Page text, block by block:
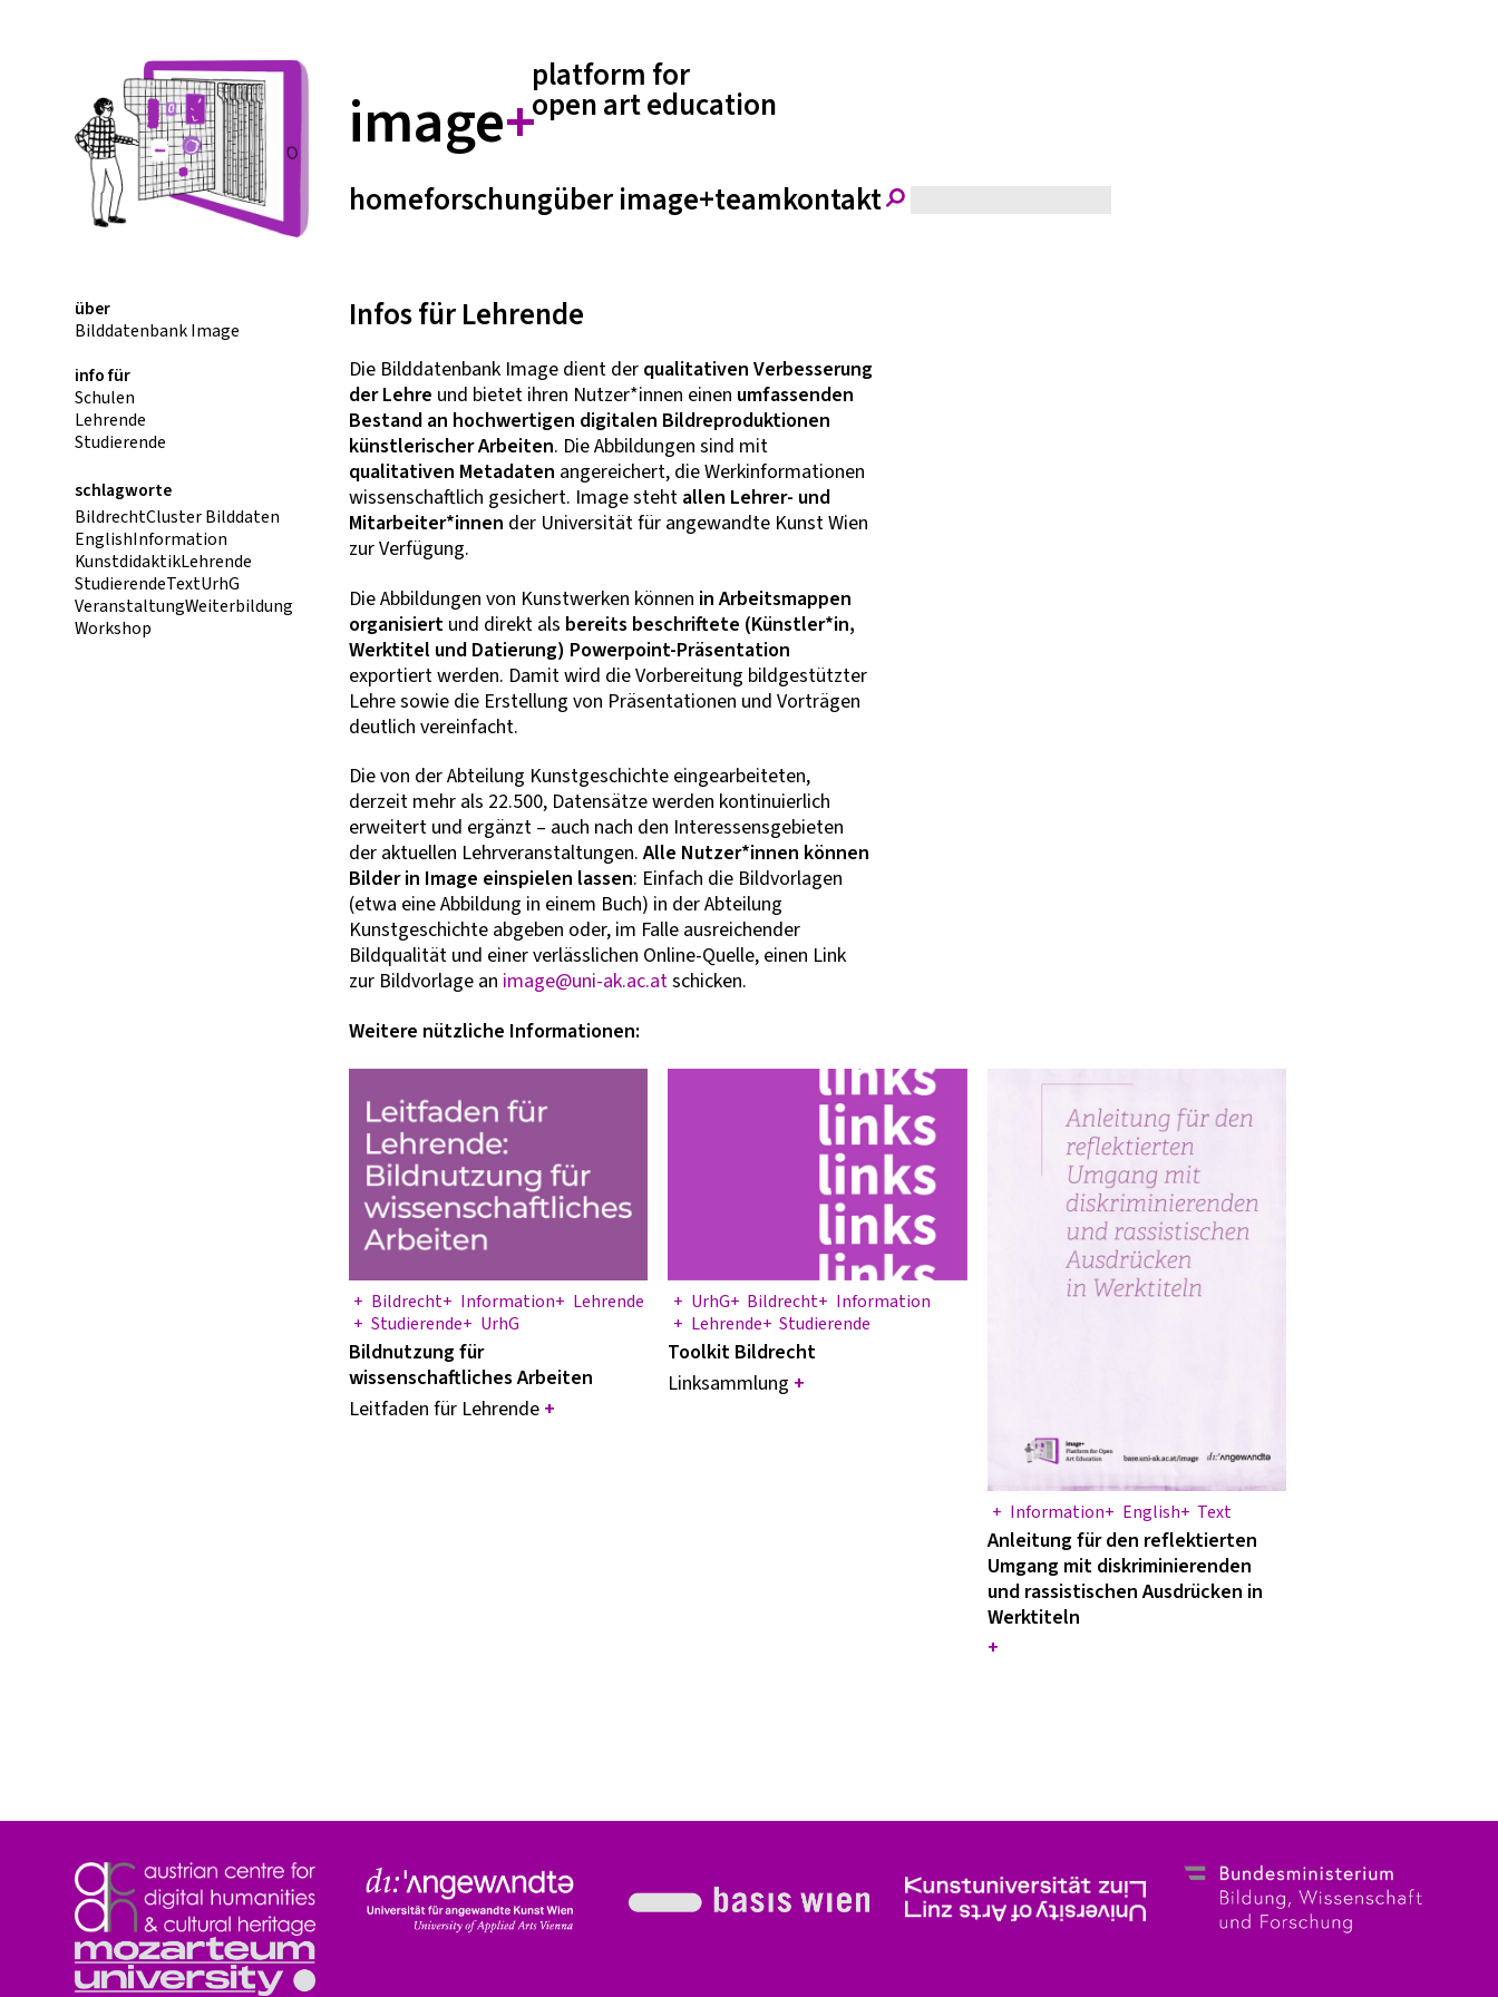
image+
platform for
open art education
homeforschungüber image+teamkontakt
Infos für Lehrende
Die Bilddatenbank Image dient der qualitativen Verbesserung
der Lehre und bietet ihren Nutzer*innen einen umfassenden
Bestand an hochwertigen digitalen Bildreproduktionen
künstlerischer Arbeiten. Die Abbildungen sind mit
qualitativen Metadaten angereichert, die Werkinformationen
wissenschaftlich gesichert. Image steht allen Lehrer- und
Mitarbeiter*innen der Universität für angewandte Kunst Wien
zur Verfügung.
Die Abbildungen von Kunstwerken können in Arbeitsmappen
organisiertund direkt als bereits beschriftete (Künstler*in,
Werktitel und Datierung) Powerpoint-Präsentation
exportiert werden. Damit wird die Vorbereitung bildgestützter
Lehre sowie die Erstellung von Präsentationen und Vorträgen
deutlich vereinfacht.
Die von der Abteilung Kunstgeschichte eingearbeiteten,
derzeit mehr als 22.500, Datensätze werden kontinuierlich
erweitert und ergänzt – auch nach den Interessensgebieten
der aktuellen Lehrveranstaltungen.Alle Nutzer*innen können
Bilder in Image einspielen lassen: Einfach die Bildvorlagen
(etwa eine Abbildung in einem Buch) in der Abteilung
Kunstgeschichte abgeben oder, im Falle ausreichender
Bildqualität und einer verlässlichen Online-Quelle, einen Link
zur Bildvorlage an image@uni-ak.ac.atschicken.
Weitere nützliche Informationen:
Bildrecht Information
Lehrende
Studierende
UrhG
Bildnutzung für
wissenschaftliches Arbeiten
Leitfaden für Lehrende +
UrhG Bildrecht
Information
Lehrende
Studierende
Toolkit Bildrecht
Linksammlung +
Information English Text
Anleitung für den reflektierten
Umgang mit diskriminierenden
und rassistischen Ausdrücken in
Werktiteln
+
über
Bilddatenbank Image
info für
Schulen
Lehrende
Studierende
schlagworte
BildrechtCluster Bilddaten
EnglishInformation
KunstdidaktikLehrende
StudierendeTextUrhG
VeranstaltungWeiterbildung
Workshop